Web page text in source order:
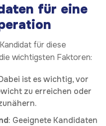
für eine
für diese
wichtigsten Faktoren:
ist es wichtig, vor
zu erreichen oder
: Geeignete Kandidaten